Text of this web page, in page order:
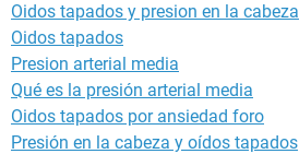
Oidos tapados y presion en la cabeza
Oidos tapados
Presion arterial media
Qué es la presión arterial media
Oidos tapados por ansiedad foro
Presión en la cabeza y oídos tapados